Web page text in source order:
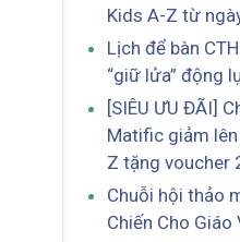
Kids A-Z từ
Lịch để bàn
“giữ lửa” động
[SIÊU ƯU ĐÃI]
Matific giảm
Z tặng voucher
Chuỗi hội thảo
Chiến Cho Giáo